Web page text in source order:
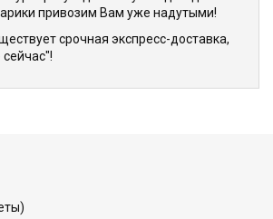
привозим Вам уже надутыми!
срочная экспресс-доставка,